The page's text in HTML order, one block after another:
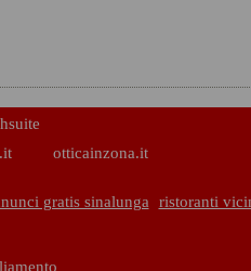
otticainzona.it
gratis sinalunga ristoranti